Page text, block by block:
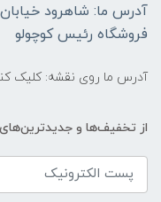
آدرس ما: شاهرود
فروشگاه رئیس کوچولو
آدرس ما روی نقشه: کلیک
از تخفیف‌ها و